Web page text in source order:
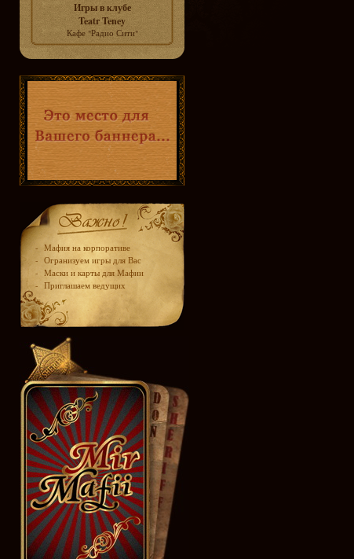
Игры в клубе
Teatr Teney
Кафе "Радио Сити"
- Мафия на корпоративе
- Огранизуем игры для Вас
- Маски и карты для Мафии
- Приглашаем ведущих